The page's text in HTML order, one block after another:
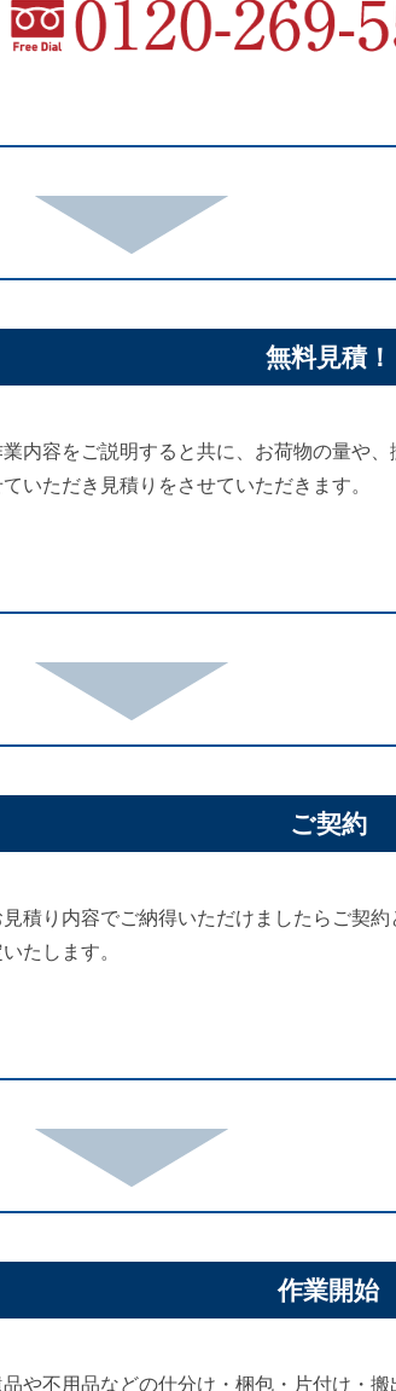
無料見積！
業内容をご説明すると共に、お荷物の量や
いただき見積りをさせていただきます。
ご契約
見積り内容でご納得いただけましたらご契
たします。
作業開始
品や不用品などの仕分け・梱包・片付け・